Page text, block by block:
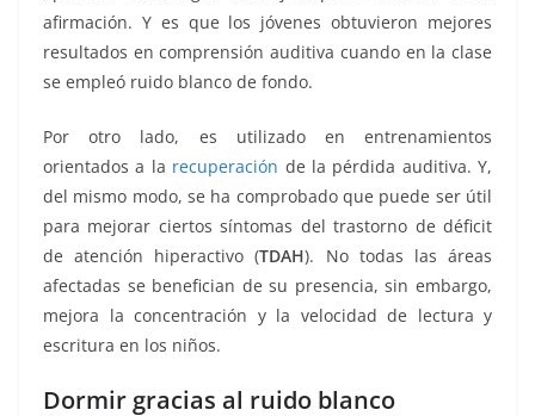
afirmación. Y es que los jóvenes obtuvieron mejores
resultados en comprensión auditiva cuando en la clase
se empleó ruido blanco de fondo.
Por otro lado, es utilizado en entrenamientos
orientados a la recuperación de la pérdida auditiva. Y,
del mismo modo, se ha comprobado que puede ser útil
para mejorar ciertos síntomas del trastorno de déficit
de atención hiperactivo (TDAH). No todas las áreas
afectadas se benefician de su presencia, sin embargo,
mejora la concentración y la velocidad de lectura y
escritura en los niños.
Dormir gracias al ruido blanco